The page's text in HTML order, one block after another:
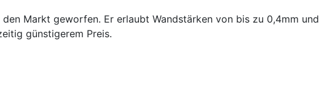
den Markt geworfen. Er erlaubt Wandstärken von bis zu 0,4mm und
günstigerem Preis.